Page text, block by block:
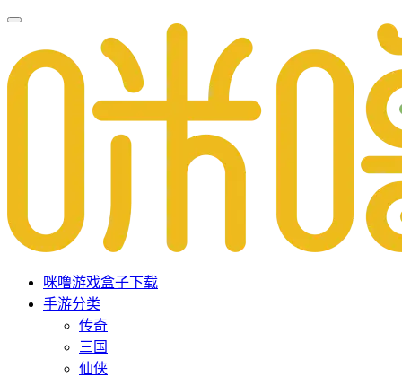
咪噜游戏盒子下载
手游分类
传奇
三国
仙侠